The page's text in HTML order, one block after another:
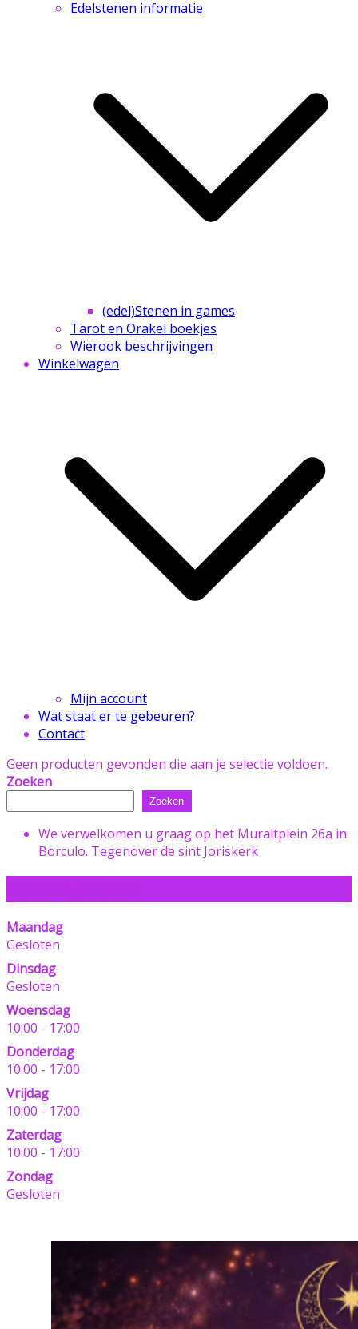
Edelstenen informatie
(edel)Stenen in games
Tarot en Orakel boekjes
Wierook beschrijvingen
Winkelwagen
Mijn account
Wat staat er te gebeuren?
Contact
Geen producten gevonden die aan je selectie voldoen.
Zoeken
Zoeken
We verwelkomen u graag op het Muraltplein 26a in
Borculo. Tegenover de sint Joriskerk
Maandag
Gesloten
Dinsdag
Gesloten
Woensdag
10:00 - 17:00
Donderdag
10:00 - 17:00
Vrijdag
10:00 - 17:00
Zaterdag
10:00 - 17:00
Zondag
Gesloten